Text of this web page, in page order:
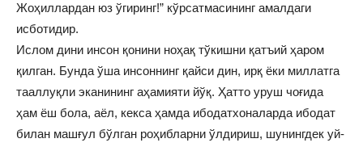
Жоҳиллардан юз ўгиринг!” кўрсатмасининг амалдаги
исботидир.
Ислом дини инсон қонини ноҳақ тўкишни қатъий ҳаром
қилган. Бунда ўша инсоннинг қайси дин, ирқ ёки миллатга
тааллуқли эканининг аҳамияти йўқ. Ҳатто уруш чоғида
ҳам ёш бола, аёл, кекса ҳамда ибодатхоналарда ибодат
билан машғул бўлган роҳибларни ўлдириш, шунингдек уй-